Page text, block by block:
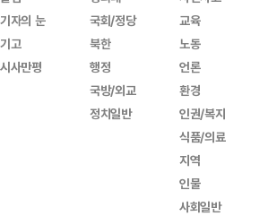
기자의 눈
기고
시사만평
국회/정당
북한
행정
국방/외교
정치일반
교육
노동
언론
환경
인권/복지
식품/의료
지역
인물
사회일반